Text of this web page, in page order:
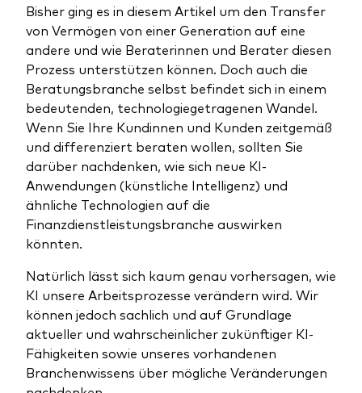
Bisher ging es in diesem Artikel um den Transfer
von Vermögen von einer Generation auf eine
andere und wie Beraterinnen und Berater diesen
Prozess unterstützen können. Doch auch die
Beratungsbranche selbst befindet sich in einem
bedeutenden, technologiegetragenen Wandel.
Wenn Sie Ihre Kundinnen und Kunden zeitgemäß
und differenziert beraten wollen, sollten Sie
darüber nachdenken, wie sich neue KI-
Anwendungen (künstliche Intelligenz) und
ähnliche Technologien auf die
Finanzdienstleistungsbranche auswirken
könnten.
Natürlich lässt sich kaum genau vorhersagen, wie
KI unsere Arbeitsprozesse verändern wird. Wir
können jedoch sachlich und auf Grundlage
aktueller und wahrscheinlicher zukünftiger KI-
Fähigkeiten sowie unseres vorhandenen
Branchenwissens über mögliche Veränderungen